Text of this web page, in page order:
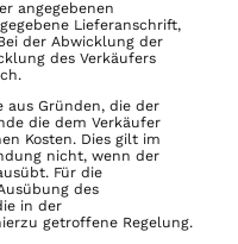
angegebenen
Lieferanschrift,
der Abwicklung der
des Verkäufers
aus Gründen, die der
die dem Verkäufer
Kosten. Dies gilt im
nicht, wenn der
Für die
des
in der
getroffene Regelung.